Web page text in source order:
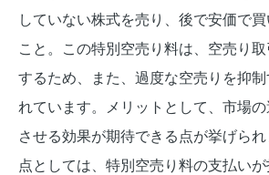
していない株式を売り、後で安価で
こと。この特別空売り料は、空売り
するため、また、過度な空売りを抑
れています。メリットとして、市場
させる効果が期待できる点が挙げら
点としては、特別空売り料の支払い